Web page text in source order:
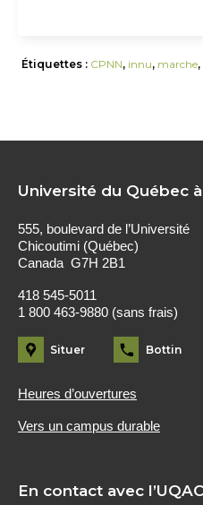
Étiquettes : CPNN, innu, marche,
Université du Québec
555, boulevard de l’Université
Chicoutimi (Québec)
Canada G7H 2B1
418 545-5011
1 800 463-9880 (sans frais)
Situer Bottin
Heures d’ouvertures
Vers un campus durable
En contact avec l’UQAC